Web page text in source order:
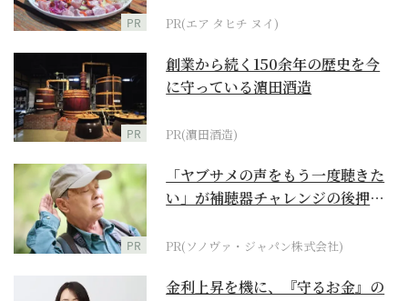
PR PR(エア タヒチ ヌイ)
PR
創業から続く150余年の歴史を今
に守っている濵田酒造
PR(濵田酒造)
PR
「ヤブサメの声をもう一度聴きた
い」が補聴器チャレンジの後押し
PR(ソノヴァ・ジャパン株式会社)
金利上昇を機に、『守るお金』の